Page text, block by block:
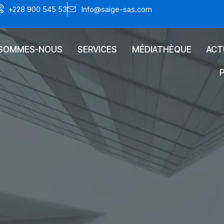
+228 900 545 53 Info@saige-sas.com
NOUS SERVICES MÉDIATHÈQUE